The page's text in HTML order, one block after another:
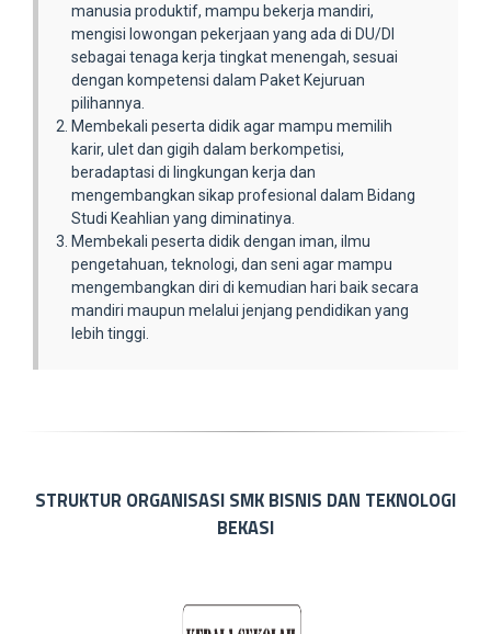
manusia produktif, mampu bekerja mandiri,
mengisi lowongan pekerjaan yang ada di DU/DI
sebagai tenaga kerja tingkat menengah, sesuai
dengan kompetensi dalam Paket Kejuruan
pilihannya.
Membekali peserta didik agar mampu memilih
karir, ulet dan gigih dalam berkompetisi,
beradaptasi di lingkungan kerja dan
mengembangkan sikap profesional dalam Bidang
Studi Keahlian yang diminatinya.
Membekali peserta didik dengan iman, ilmu
pengetahuan, teknologi, dan seni agar mampu
mengembangkan diri di kemudian hari baik secara
mandiri maupun melalui jenjang pendidikan yang
lebih tinggi.
STRUKTUR ORGANISASI SMK BISNIS DAN TEKNOLOGI
BEKASI